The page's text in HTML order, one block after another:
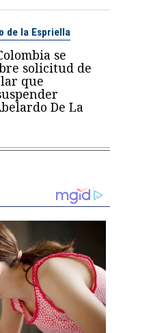
de la Espriella
se
solicitud de
que
De La